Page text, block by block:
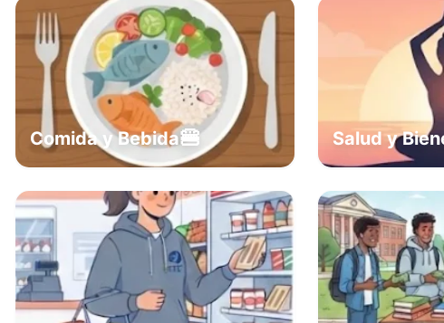
Comida y Bebida🍔 Salud y